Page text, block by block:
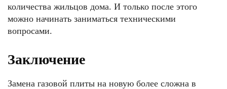
количества жильцов дома. И только после этого
можно начинать заниматься техническими
вопросами.
Заключение
Замена газовой плиты на новую более сложна в